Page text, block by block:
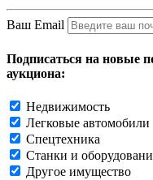
Ваш Email
Подписаться на новые
аукциона:
Недвижимость
Легковые автомобили
Спецтехника
Станки и
Другое имущество